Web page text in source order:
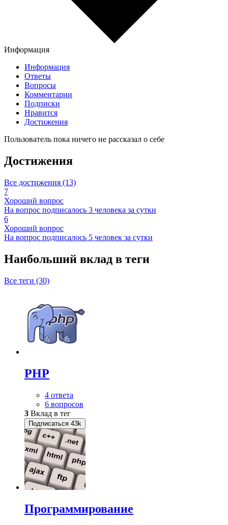
Информация
Информация
Ответы
Вопросы
Комментарии
Подписки
Нравится
Достижения
Пользователь пока ничего не рассказал о себе
Достижения
Все достижения (13)
7
Хороший вопрос
На вопрос подписалось 3 человека за сутки
6
Хороший вопрос
На вопрос подписалось 5 человек за сутки
Наибольший вклад в теги
Все теги (30)
PHP
4 ответа
6 вопросов
3 Вклад в тег
Подписаться 43k
Программирование